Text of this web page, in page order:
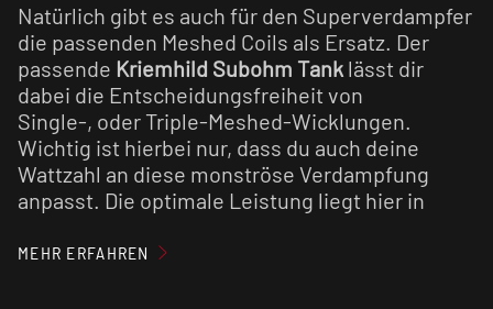
Natürlich gibt es auch für den Superverdampfer
die passenden Meshed Coils als Ersatz. Der
passende Kriemhild Subohm Tank lässt dir
dabei die Entscheidungsfreiheit von
Single-, oder Triple-Meshed-Wicklungen.
Wichtig ist hierbei nur, dass du auch deine
Wattzahl an diese monströse Verdampfung
anpasst. Die optimale Leistung liegt hier in
nicht zu wenig verdampft, aber auch nicht zu
MEHR ERFAHREN